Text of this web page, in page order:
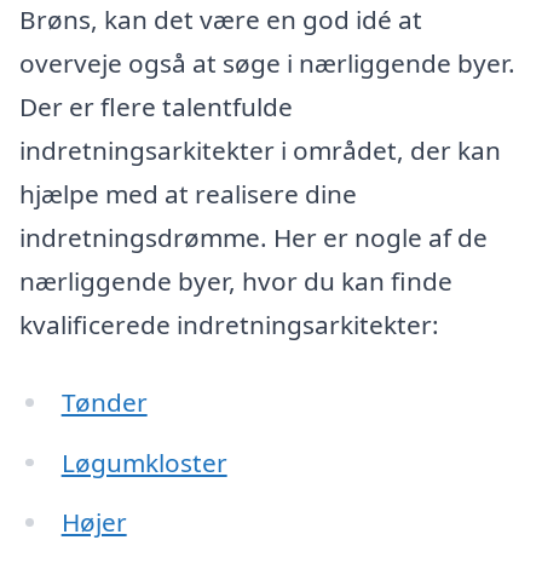
Brøns, kan det være en god idé at
overveje også at søge i nærliggende byer.
Der er flere talentfulde
indretningsarkitekter i området, der kan
hjælpe med at realisere dine
indretningsdrømme. Her er nogle af de
nærliggende byer, hvor du kan finde
kvalificerede indretningsarkitekter:
Tønder
Løgumkloster
Højer